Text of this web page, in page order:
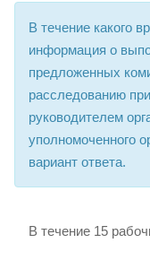
В течение какого
информация о
предложенных
расследованию
руководителем
уполномоченного
вариант ответа.
В течение 15